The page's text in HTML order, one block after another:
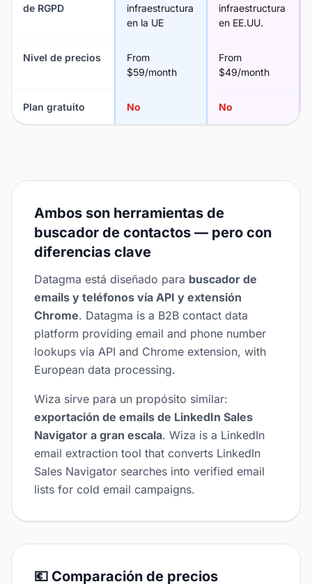
de RGPD
infraestructura
en la UE
infraestructura
en EE.UU.
Nivel de precios
From
$59/month
From
$49/month
Plan gratuito No No
Ambos son herramientas de
buscador de contactos — pero con
diferencias clave
Datagma está diseñado para buscador de
emails y teléfonos vía API y extensión
Chrome. Datagma is a B2B contact data
platform providing email and phone number
lookups via API and Chrome extension, with
European data processing.
Wiza sirve para un propósito similar:
exportación de emails de LinkedIn Sales
Navigator a gran escala. Wiza is a LinkedIn
email extraction tool that converts LinkedIn
Sales Navigator searches into verified email
lists for cold email campaigns.
💶 Comparación de precios